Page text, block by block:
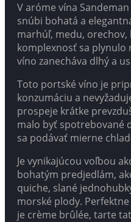
V aróme vína
snúbi bohatá a
marhúľ, medu, orechov,
komplexnosť sa plynulo
víno zanecháva dlhý a
Toto portské víno je
konzumáciu a
prospeje krátke
malo byť spotrebované
sa podávať mierne
Je vynikajúcou voľbou
bohatým predjedlám,
quiche, slané
morské plody.
je crème brûlée, tarte